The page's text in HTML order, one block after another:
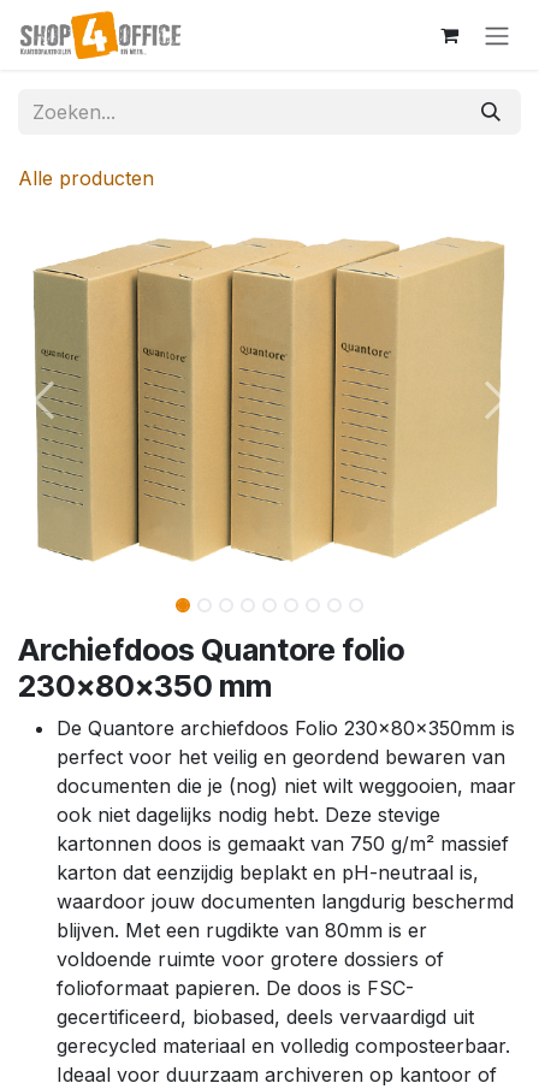
Overslaan naar inhoud
Alle producten
Archiefdoos Quantore folio
230x80x350 mm
De Quantore archiefdoos Folio 230x80x350mm is
perfect voor het veilig en geordend bewaren van
documenten die je (nog) niet wilt weggooien, maar
ook niet dagelijks nodig hebt. Deze stevige
kartonnen doos is gemaakt van 750 g/m² massief
karton dat eenzijdig beplakt en pH-neutraal is,
waardoor jouw documenten langdurig beschermd
blijven. Met een rugdikte van 80mm is er
voldoende ruimte voor grotere dossiers of
folioformaat papieren. De doos is FSC-
gecertificeerd, biobased, deels vervaardigd uit
gerecycled materiaal en volledig composteerbaar.
Ideaal voor duurzaam archiveren op kantoor of